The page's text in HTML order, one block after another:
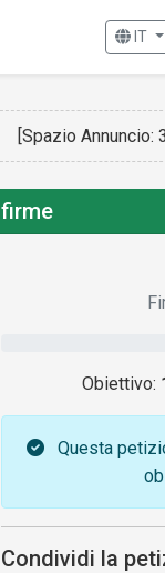
IT
[Spazio Annuncio:
firme
Obiettivo:
Questa
Condividi la